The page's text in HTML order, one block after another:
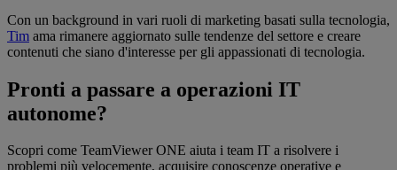
Con un background in vari ruoli di marketing basati sulla tecnologia,
Tim ama rimanere aggiornato sulle tendenze del settore e creare
contenuti che siano d'interesse per gli appassionati di tecnologia.
Pronti a passare a operazioni IT
autonome?
Scopri come TeamViewer ONE aiuta i team IT a risolvere i
problemi più velocemente, acquisire conoscenze operative e